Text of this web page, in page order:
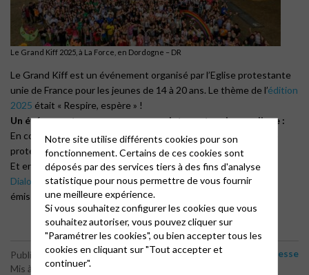
Le Grand Kiff 2025, à La Force, en Dordogne – DR
Le Grand Kiff est un événement organisé par l’Eglise protestante
unie de France pour les jeunes de 14 à 20 ans. Le thème de l’édition
2025 était « Respire, espère » !
Un événement que vous pouvez maintenant revivre en ligne :
En consultant lesEchos du Grand Kiff 2025 publiés par l’Eglise
protestante unie de France.
Et en parcourant lanewsletter spéciale Grand Kiff de radio
Dialogue RCF: vous y retrouverez de nombreux reportages,
émissions et articles!
Publié le 18 juillet 2025
Mis à jour le 13 août 2025
Jeunesse
Notre site utilise différents cookies pour son
fonctionnement. Certains de ces cookies sont
déposés par des services tiers à des fins d'analyse
statistique pour nous permettre de vous fournir
une meilleure expérience.
Si vous souhaitez configurer les cookies que vous
souhaitez autoriser, vous pouvez cliquer sur
"Paramétrer les cookies", ou bien accepter tous les
cookies en cliquant sur "Tout accepter et
continuer".